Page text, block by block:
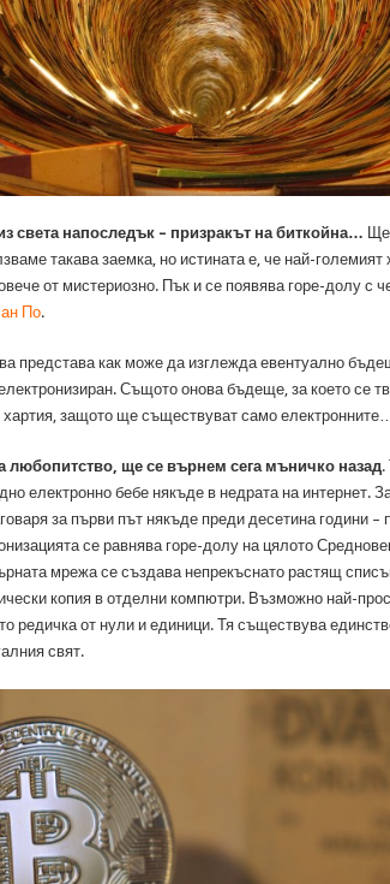
света напоследък – призракът на биткойна… Ще
такава заемка, но истината е, че най-
от мистериозно. Пък и се появява горе-долу с
По.
представа как може да изглежда евентуално
Същото онова бъдеще, за което се
хартия, защото ще съществуват само
любопитство, ще се върнем сега мъничко назад.
електронно бебе някъде в недрата на интернет.
за първи път някъде преди десетина години –
се равнява горе-долу на цялото
мрежа се създава непрекъснато растящ
копия в отделни компютри. Възможно най-
редичка от нули и единици. Тя съществува
свят.